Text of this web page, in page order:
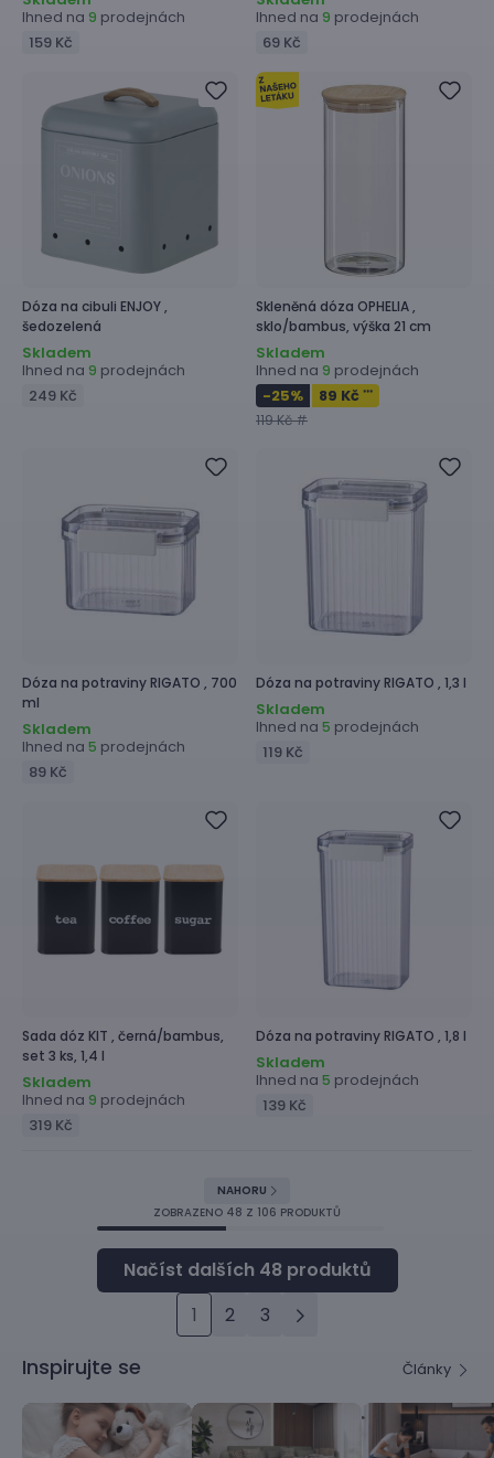
Ihned na 9 prodejnách
159 Kč
Ihned na 9 prodejnách
69 Kč
Dóza na cibuli ENJOY ,
šedozelená
Skladem
Ihned na 9 prodejnách
249 Kč
Skleněná dóza OPHELIA ,
sklo/bambus, výška 21 cm
Skladem
Ihned na 9 prodejnách
-25% 89 Kč ***
119 Kč #
Dóza na potravinyRIGATO , 700
ml
Skladem
Ihned na 5 prodejnách
89 Kč
Dóza na potravinyRIGATO , 1,3 l
Skladem
Ihned na 5 prodejnách
119 Kč
Sada dóz KIT , černá/bambus,
set 3 ks, 1,4 l
Skladem
Ihned na 9 prodejnách
319 Kč
Dóza na potravinyRIGATO , 1,8 l
Skladem
Ihned na 5 prodejnách
139 Kč
NAHORU
ZOBRAZENO 48 Z 106 PRODUKTŮ
1 2 3
Inspirujte se Články